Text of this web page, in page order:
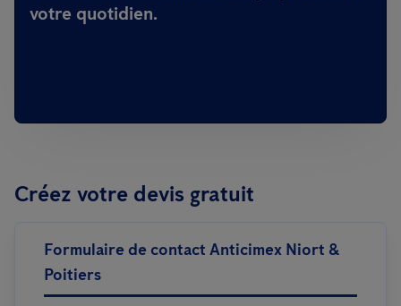
votre quotidien.
Créez votre devis gratuit
Formulaire de contact Anticimex Niort &
Poitiers